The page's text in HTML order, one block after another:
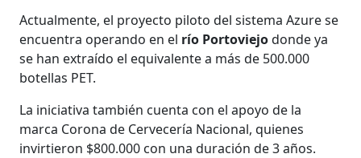
Actualmente, el proyecto piloto del sistema Azure se
encuentra operando en el río Portoviejodonde ya
se han extraído el equivalente a más de 500.000
botellas PET.
La iniciativa también cuenta con el apoyo de la
marca Corona de Cervecería Nacional, quienes
invirtieron $800.000 con una duración de 3 años.